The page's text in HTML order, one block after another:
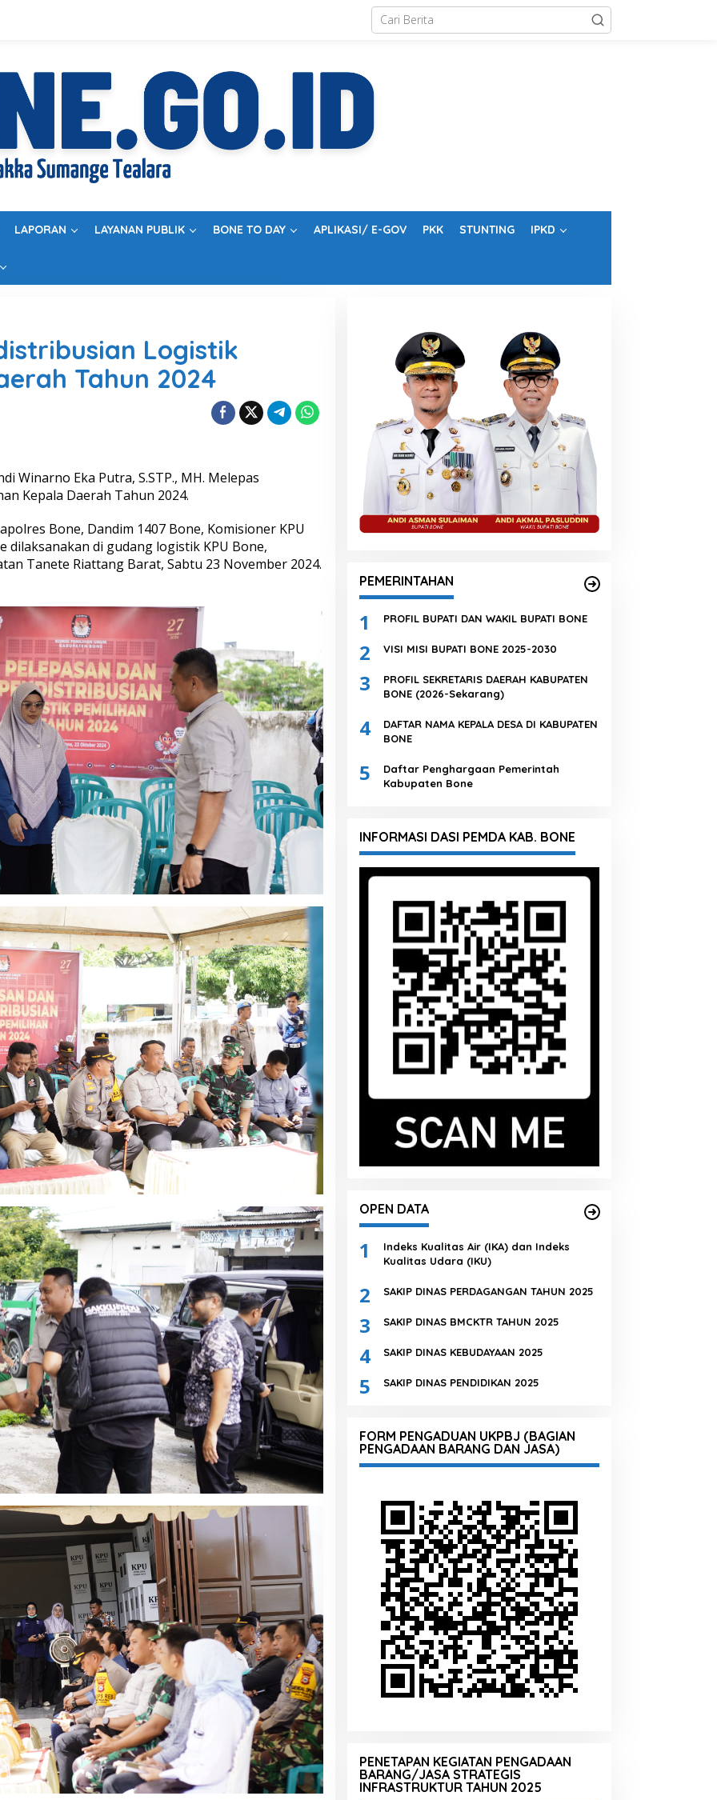
LAPORAN LAYANAN PUBLIK BONE TO DAY APLIKASI/ E-GOV PKK STUNTING IPKD
Logistik
Tahun 2024
Winarno Eka Putra, S.STP., MH. Melepas
Kepala Daerah Tahun 2024.
Bone, Dandim 1407 Bone, Komisioner KPU
dilaksanakan di gudang logistik KPU Bone,
Tanete Riattang Barat, Sabtu 23 November 2024.
PEMERINTAHAN
1 PROFIL BUPATI DAN WAKIL BUPATI BONE
2 VISI MISI BUPATI BONE 2025-2030
3
PROFIL SEKRETARIS DAERAH KABUPATEN
BONE (2026-Sekarang)
4
DAFTAR NAMA KEPALA DESA DI KABUPATEN
BONE
5
Daftar Penghargaan Pemerintah
Kabupaten Bone
INFORMASI DASI PEMDA KAB. BONE
OPEN DATA
1
Indeks Kualitas Air (IKA) dan Indeks
Kualitas Udara (IKU)
2 SAKIP DINAS PERDAGANGAN TAHUN 2025
3 SAKIP DINAS BMCKTR TAHUN 2025
4 SAKIP DINAS KEBUDAYAAN 2025
5 SAKIP DINAS PENDIDIKAN 2025
FORM PENGADUAN UKPBJ (BAGIAN
PENGADAAN BARANG DAN JASA)
PENETAPAN KEGIATAN PENGADAAN
BARANG/JASA STRATEGIS
INFRASTRUKTUR TAHUN 2025